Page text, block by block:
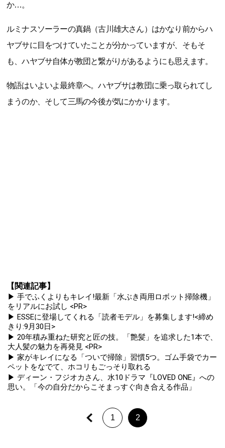
か…。
ルミナスソーラーの真鍋（古川雄大さん）はかなり前からハ
ヤブサに目をつけていたことが分かっていますが、そもそ
も、ハヤブサ自体が教団と繋がりがあるようにも思えます。
物語はいよいよ最終章へ。ハヤブサは教団に乗っ取られてし
まうのか、そして三馬の今後が気にかかります。
【関連記事】
▶ 手でふくよりもキレイ!最新「水ぶき両用ロボット掃除機」
をリアルにお試し <PR>
▶ ESSEに登場してくれる「読者モデル」を募集します!<締め
きり:9月30日>
▶ 20年積み重ねた研究と匠の技。「艶髪」を追求した1本で、
大人髪の魅力を再発見 <PR>
▶ 家がキレイになる「ついで掃除」習慣5つ。ゴム手袋でカー
ペットをなでて、ホコリもごっそり取れる
▶ ディーン・フジオカさん、水10ドラマ『LOVED ONE』への
思い。「今の自分だからこそまっすぐ向き合える作品」
1 2